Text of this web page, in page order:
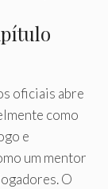
oficiais abre
como
e
um mentor
O